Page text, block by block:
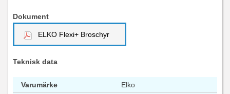
Dokument
ELKO Flexi+ Broschyr
Teknisk data
Varumärke
Elko